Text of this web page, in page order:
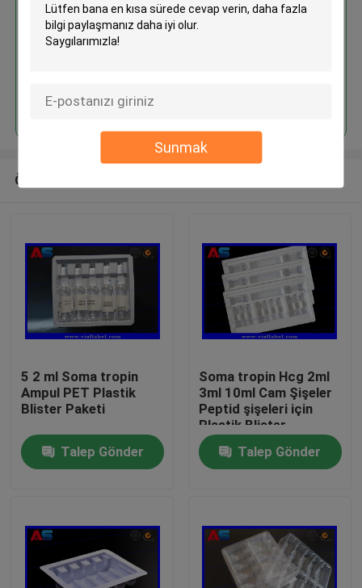
Sunmak
Ürünler
Hakkımızda
Şişe Çizgi Prensesli Farmasötik
Blister Paketleme
Devam et
Önerilen Ürünler
5 2 ml Soma tropin
Ampul PET Plastik
Blister Paketi
Talep Gönder
Soma tropin Hcg 2ml
3ml 10ml Cam Şişeler
Peptid şişeleri için
Plastik Blister
Ambalajı
Talep Gönder